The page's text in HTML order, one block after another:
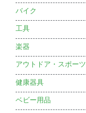
バイク
工具
楽器
アウトドア・スポーツ
健康器具
ベビー用品